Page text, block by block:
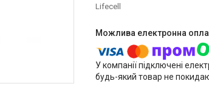
Lifecell
У компанії підключені
будь-який товар не